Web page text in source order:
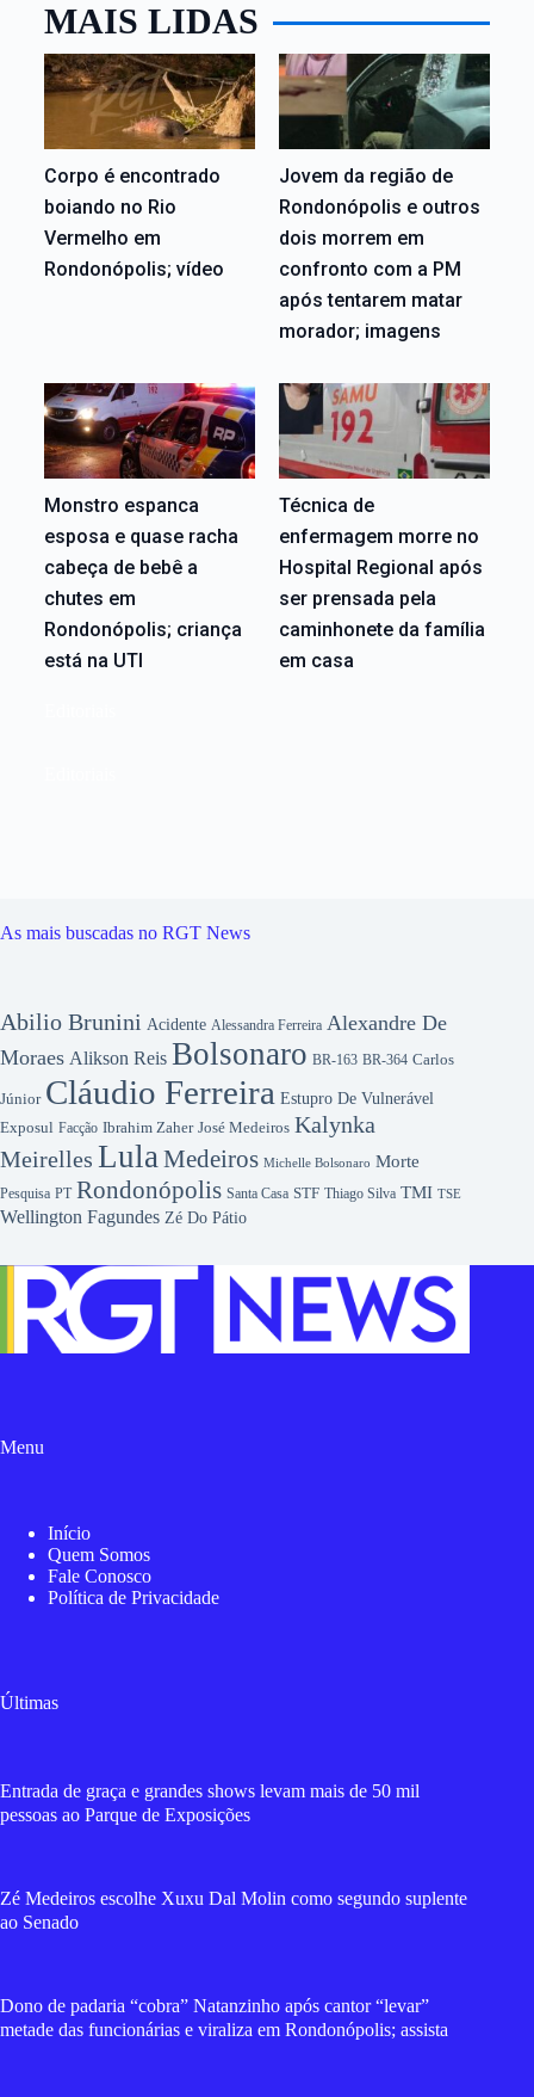
MAIS LIDAS
Corpo é encontrado
boiando no Rio
Vermelho em
Rondonópolis; vídeo
Jovem da região de
Rondonópolis e outros
dois morrem em
confronto com a PM
após tentarem matar
morador; imagens
Monstro espanca
esposa e quase racha
cabeça de bebê a
chutes em
Rondonópolis; criança
está na UTI
Técnica de
enfermagem morre no
Hospital Regional após
ser prensada pela
caminhonete da família
em casa
As mais buscadas no RGT News
Abilio Brunini Acidente Alessandra Ferreira Alexandre De
Moraes Alikson Reis Bolsonaro BR-163 BR-364 Carlos
Júnior Cláudio Ferreira Estupro De Vulnerável
Exposul Facção Ibrahim Zaher José Medeiros Kalynka
Meirelles Lula Medeiros Michelle Bolsonaro Morte
Pesquisa PT Rondonópolis Santa Casa STF Thiago Silva TMI TSE
Wellington Fagundes Zé Do Pátio
Menu
Início
Quem Somos
Fale Conosco
Política de Privacidade
Últimas
Entrada de graça e grandes shows levam mais de 50 mil
pessoas ao Parque de Exposições
Zé Medeiros escolhe Xuxu Dal Molin como segundo suplente
ao Senado
Dono de padaria “cobra” Natanzinho após cantor “levar”
metade das funcionárias e viraliza em Rondonópolis; assista